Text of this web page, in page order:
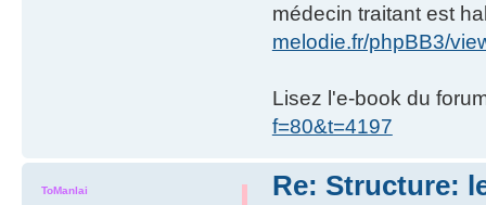
médecin traitant est
melodie.fr/phpBB3/
Lisez l'e-book du
f=80&t=4197
Re: Structure:
ToManlai